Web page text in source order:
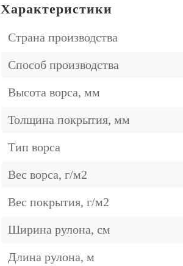
Характеристики
Страна производства
Способ производства
Высота ворса, мм
Толщина покрытия, мм
Тип ворса
Вес ворса, г/м2
Вес покрытия, г/м2
Ширина рулона, см
Длина рулона, м